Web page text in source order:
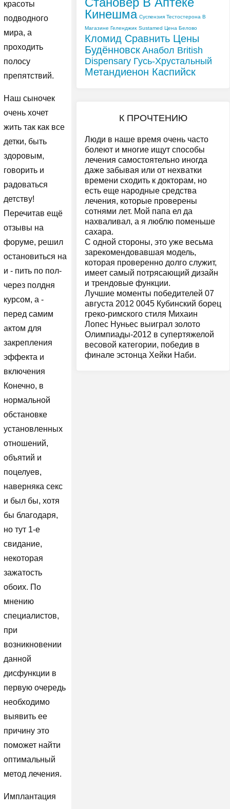
красоты
подводного
мира, а
проходить
полосу
препятствий.
Наш сыночек
очень хочет
жить так как все
детки, быть
здоровым,
говорить и
радоваться
детству!
Перечитав ещё
отзывы на
форуме, решил
остановиться на
и - пить по пол-
через полдня
курсом, а -
перед самим
актом для
закрепления
эффекта и
включения
Конечно, в
нормальной
обстановке
установленных
отношений,
объятий и
поцелуев,
наверняка секс
и был бы, хотя
бы благодаря,
но тут 1-е
свидание,
некоторая
зажатость
обоих. По
мнению
специалистов,
при
возникновении
данной
дисфункции в
первую очередь
необходимо
выявить ее
причину это
поможет найти
оптимальный
метод лечения.
Имплантация
Кинешма Суспензия Тестостерона В
Магазине Геленджик Sustamed Цена Белово
Кломид Сравнить Цены
Будённовск Анабол British
Dispensary Гусь-Хрустальный
Метандиенон Каспийск
К ПРОЧТЕНИЮ
Люди в наше время очень часто
болеют и многие ищут способы
лечения самостоятельно иногда
даже забывая или от нехватки
времени сходить к докторам, но
есть еще народные средства
лечения, которые проверены
сотнями лет. Мой папа ел да
нахваливал, а я люблю поменьше
сахара.
С одной стороны, это уже весьма
зарекомендовавшая модель,
которая проверенно долго служит,
имеет самый потрясающий дизайн
и трендовые функции.
Лучшие моменты победителей 07
августа 2012 0045 Кубинский борец
греко-римского стиля Михаин
Лопес Нуньес выиграл золото
Олимпиады-2012 в супертяжелой
весовой категории, победив в
финале эстонца Хейки Наби.